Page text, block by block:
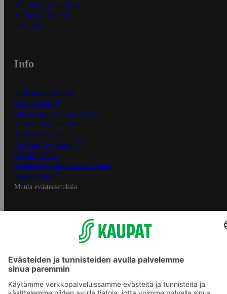
Näin tilaat ja muokkaat
Kaikki ohjeet ja vinkit
In English
Info
S-Business yrityksille
Oiva-raportit
Osuuskauppojen yhteystiedot
Tilaus- ja toimitusehdot
Tietosuojakäytäntö
Palvelun käyttöehdot
Saavutettavuus
Mobiilisovelluksen saavutettavuus
Mainostajalle
Muuta evästeasetuksia
S-ryhmän palvelut
S-ryhmä
Asiakasomistajuus
S-ostoslista -sovellus